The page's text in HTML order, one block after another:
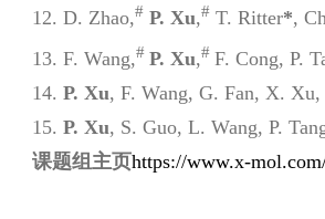
12. D. Zhao,# P. Xu,# T. Ritter*,
13. F. Wang,# P. Xu,# F. Cong, P.
14. P. Xu, F. Wang, G. Fan, X. Xu,
15. P. Xu, S. Guo, L. Wang, P.
课题组主页https://www.x-